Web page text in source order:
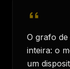
O grafo
inteira: o
um